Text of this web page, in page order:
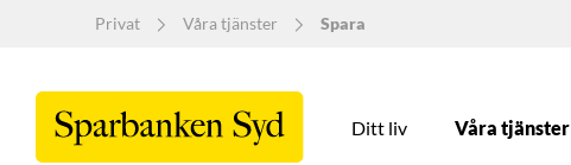
Privat Våra tjänster Spara
Ditt liv Våra tjänster